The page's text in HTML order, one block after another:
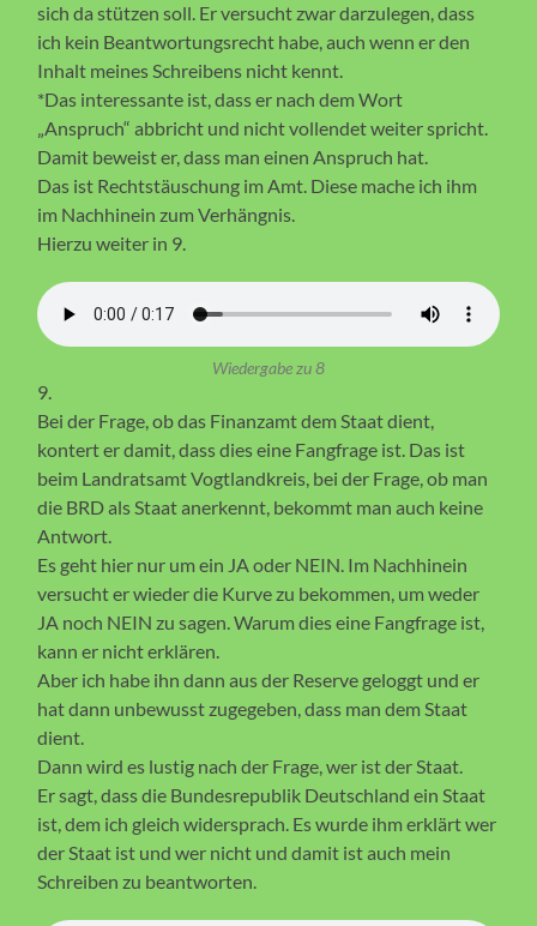
sich da stützen soll. Er versucht zwar darzulegen, dass
ich kein Beantwortungsrecht habe, auch wenn er den
Inhalt meines Schreibens nicht kennt.
*Das interessante ist, dass er nach dem Wort
„Anspruch“ abbricht und nicht vollendet weiter spricht.
Damit beweist er, dass man einen Anspruch hat.
Das ist Rechtstäuschung im Amt. Diese mache ich ihm
im Nachhinein zum Verhängnis.
Hierzu weiter in 9.
Wiedergabe zu 8
9.
Bei der Frage, ob das Finanzamt dem Staat dient,
kontert er damit, dass dies eine Fangfrage ist. Das ist
beim Landratsamt Vogtlandkreis, bei der Frage, ob man
die BRD als Staat anerkennt, bekommt man auch keine
Antwort.
Es geht hier nur um ein JA oder NEIN. Im Nachhinein
versucht er wieder die Kurve zu bekommen, um weder
JA noch NEIN zu sagen. Warum dies eine Fangfrage ist,
kann er nicht erklären.
Aber ich habe ihn dann aus der Reserve geloggt und er
hat dann unbewusst zugegeben, dass man dem Staat
dient.
Dann wird es lustig nach der Frage, wer ist der Staat.
Er sagt, dass die Bundesrepublik Deutschland ein Staat
ist, dem ich gleich widersprach. Es wurde ihm erklärt wer
der Staat ist und wer nicht und damit ist auch mein
Schreiben zu beantworten.